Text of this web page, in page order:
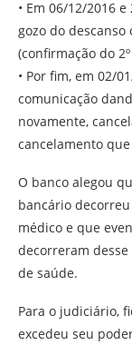
• Em 06/12/2016
gozo do
(confirmação do
• Por fim, em 02/
comunicação
novamente,
cancelamento
O banco alegou
bancário
médico e que
decorreram
de saúde.
Para o judiciário,
excedeu seu